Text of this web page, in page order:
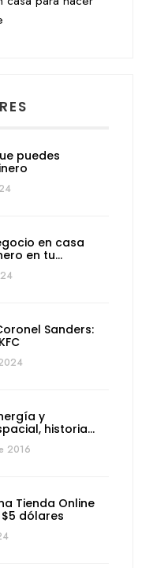
puedes
en casa
en tu…
Sanders:
y
historia…
2016
Tienda Online
dólares